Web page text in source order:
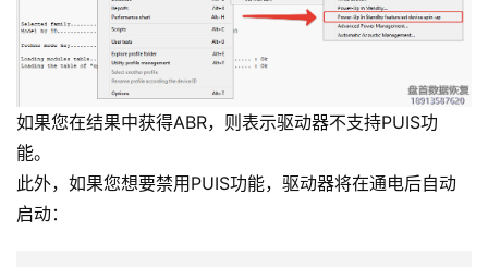
如果您在结果中获得ABR，则表示驱动器不支持PUIS功
能。
此外，如果您想要禁用PUIS功能，驱动器将在通电后自动
启动：